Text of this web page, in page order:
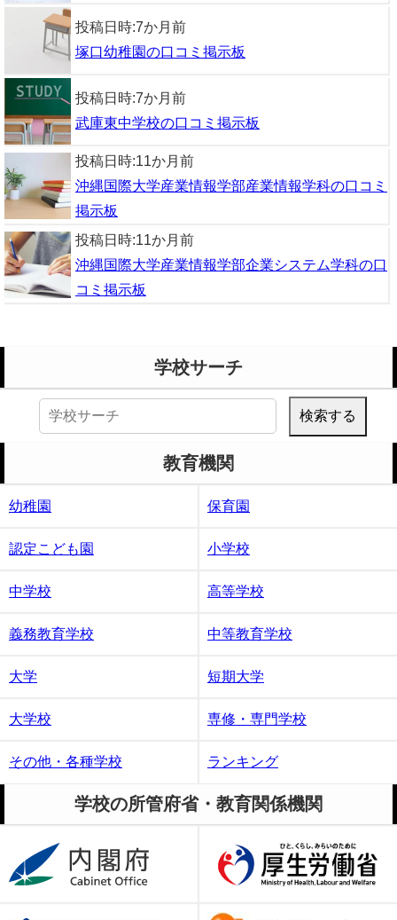
投稿日時:7か月前
塚口幼稚園の口コミ掲示板
投稿日時:7か月前
武庫東中学校の口コミ掲示板
投稿日時:11か月前
沖縄国際大学産業情報学部産業情報学科の口コミ
掲示板
投稿日時:11か月前
沖縄国際大学産業情報学部企業システム学科の口
コミ掲示板
学校サーチ
検
教育機関
幼稚園 保育園
認定こども園 小学校
中学校 高等学校
義務教育学校 中等教育学校
大学 短期大学
大学校 専修・専門学校
その他・各種学校 ランキング
学校の所管府省・教育関係機関